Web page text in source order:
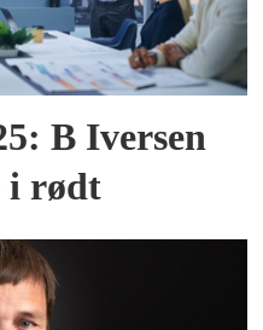
B Iversen
i rødt